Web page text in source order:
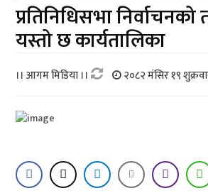
प्रतिनिधिसभा निर्वाचनको
यस्तो छ कार्यतालिका
।। आगम मिडिया ।। २०८२ मंसिर १९